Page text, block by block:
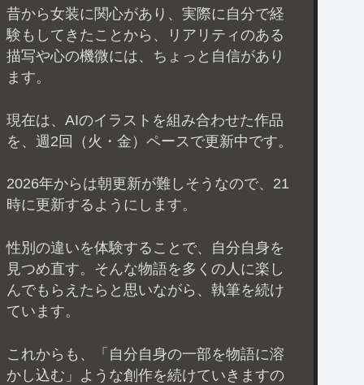
昔から女装に関心があり、実際に自分で経
験もしてきたことから、リアリティのある
描写や心の機微には、ちょっと自信があり
ます。
現在は、AIのイラストを組み合わせた作品
を、週2回（火・金）ペースで更新中です。
2026年からは朝更新が難しそうなので、21
時に更新するようにします。
性別の違いを体験することで、自分自身を
見つめ直す。そんな物語を多くの人に楽し
んでもらえたらと思いながら、執筆を続け
ています。
これからも、「自分自身の一部を物語に溶
かし込む」ような創作を続けていきますの